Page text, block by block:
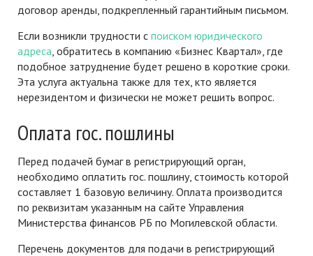
договор аренды, подкрепленный гарантийным письмом.
Если возникли трудности с поиском юридического
адреса, обратитесь в компанию «Бизнес Квартал», где
подобное затруднение будет решено в короткие сроки.
Эта услуга актуальна также для тех, кто является
нерезидентом и физически не может решить вопрос.
Оплата гос. пошлины
Перед подачей бумаг в регистрирующий орган,
необходимо оплатить гос. пошлину, стоимость которой
составляет 1 базовую величину. Оплата производится
по реквизитам указанным на сайте Управления
Министерства финансов РБ по Могилевской области.
Перечень документов для подачи в регистрирующий